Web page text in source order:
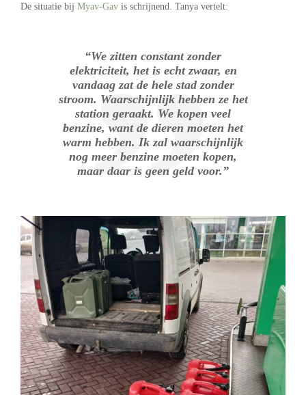
De situatie bij Myav-Gav is schrijnend. Tanya vertelt:
“We zitten constant zonder
elektriciteit, het is echt zwaar, en
vandaag zat de hele stad zonder
stroom. Waarschijnlijk hebben ze het
station geraakt. We kopen veel
benzine, want de dieren moeten het
warm hebben. Ik zal waarschijnlijk
nog meer benzine moeten kopen,
maar daar is geen geld voor.”